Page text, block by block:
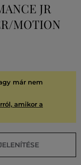
JR
MOTION
már nem
amikor a